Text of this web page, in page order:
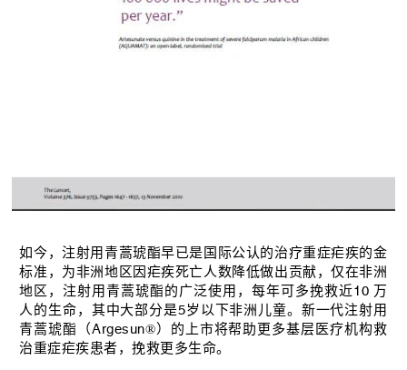
如今，注射用青蒿琥酯早已是国际公认的治疗重症疟疾的金
标准，为非洲地区因疟疾死亡人数降低做出贡献，仅在非洲
地区，注射用青蒿琥酯的广泛使用，每年可多挽救近10 万
人的生命，其中大部分是5岁以下非洲儿童。新一代注射用
青蒿琥酯（Argesun®）的上市将帮助更多基层医疗机构救
治重症疟疾患者，挽救更多生命。